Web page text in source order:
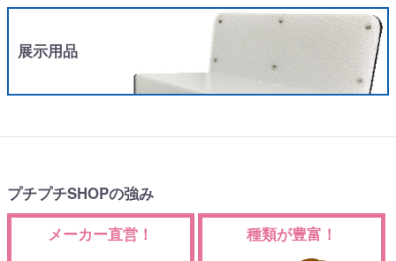
展示用品
プチプチSHOPの強み
メーカー直営！
種類が豊富！